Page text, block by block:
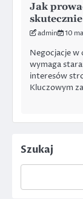
Jak
skutecznie
admin 10
Negocjacje
wymaga
interesów
Kluczowym
Szukaj